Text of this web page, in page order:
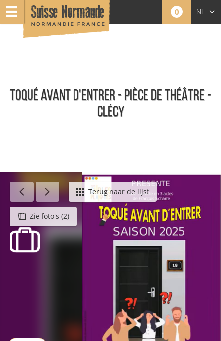
0 NL
TOQUÉ AVANT D'ENTRER - PIÈCE DE THÉÂTRE -
CLÉCY
Agenda - NederlandsTerug naar de lijst
Zie foto's (2)